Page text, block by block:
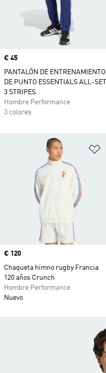
Precio
€ 45
PANTALÓN DE ENTRENAMIENTO
DE PUNTO ESSENTIALS ALL-SET
3 STRIPES
Hombre Performance
3 colores
Precio
€ 120
Chaqueta himno rugby Francia
120 años Crunch
Hombre Performance
Nuevo